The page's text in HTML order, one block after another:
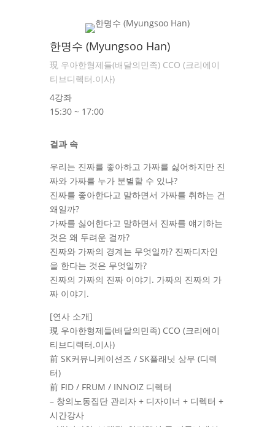
한명수 (Myungsoo Han)
現 우아한형제들(배달의민족) CCO (크리에이
티브디렉터.이사)
4강좌
15:30 ~ 17:00
겉과 속
우리는 진짜를 좋아하고 가짜를 싫어하지만 진
짜와 가짜를 누가 분별할 수 있나?
진짜를 좋아한다고 말하면서 가짜를 취하는 건
왜일까?
가짜를 싫어한다고 말하면서 진짜를 얘기하는
것은 왜 두려운 걸까?
진짜와 가짜의 경계는 무엇일까? 진짜디자인
을 한다는 것은 무엇일까?
진짜의 가짜의 진짜 이야기. 가짜의 진짜의 가
짜 이야기.
[연사 소개]
現 우아한형제들(배달의민족) CCO (크리에이
티브디렉터.이사)
前 SK커뮤니케이션즈 / SK플래닛 상무 (디렉
터)
前 FID / FRUM / INNOIZ 디렉터
– 창의노동집단 관리자 + 디자이너 + 디렉터 +
시간강사